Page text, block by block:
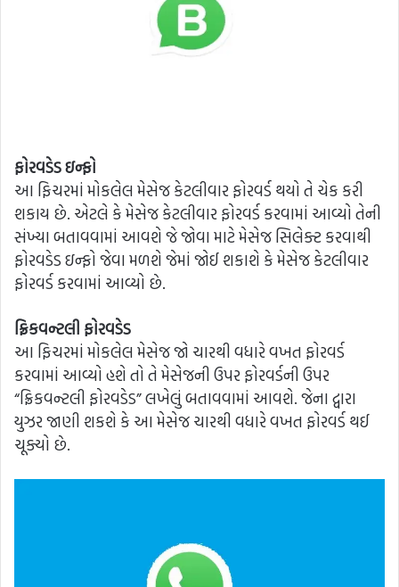
ફોરવડેડ ઇન્ફો
આ ફિચરમાં મોકલેલ મેસેજ કેટલીવાર ફોરવર્ડ થયો તે ચેક કરી
શકાય છે. એટલે કે મેસેજ કેટલીવાર ફોરવર્ડ કરવામાં આવ્યો તેની
સંખ્યા બતાવવામાં આવશે જે જોવા માટે મેસેજ સિલેક્ટ કરવાથી
ફોરવડેડ ઇન્ફો જેવા મળશે જેમાં જોઈ શકાશે કે મેસેજ કેટલીવાર
ફોરવર્ડ કરવામાં આવ્યો છે.
ફ્રિકવન્ટલી ફોરવડેડ
આ ફિચરમાં મોકલેલ મેસેજ જો ચારથી વધારે વખત ફોરવર્ડ
કરવામાં આવ્યો હશે તો તે મેસેજની ઉપર ફોરવર્ડની ઉપર
“ફ્રિકવન્ટલી ફોરવડેડ” લખેલું બતાવવામાં આવશે. જેના દ્વારા
યુઝર જાણી શકશે કે આ મેસેજ ચારથી વધારે વખત ફોરવર્ડ થઈ
ચૂક્યો છે.